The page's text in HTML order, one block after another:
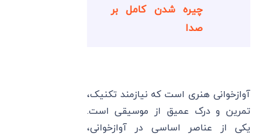
چیره شدن کامل بر
صدا
آوازخوانی هنری است که نیازمند تکنیک،
تمرین و درک عمیق از موسیقی است.
یکی از عناصر اساسی در آوازخوانی،